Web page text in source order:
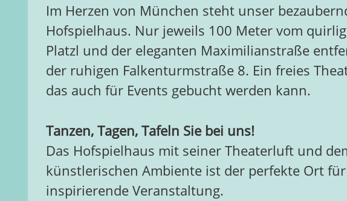
Im Herzen von München steht unser
Hofspielhaus. Nur jeweils 100 Meter vom
Platzl und der eleganten Maximilianstraße
der ruhigen Falkenturmstraße 8. Ein freies
das auch für Events gebucht werden kann.
Tanzen, Tagen, Tafeln Sie bei uns!
Das Hofspielhaus mit seiner Theaterluft und
künstlerischen Ambiente ist der perfekte Ort
inspirierende Veranstaltung.